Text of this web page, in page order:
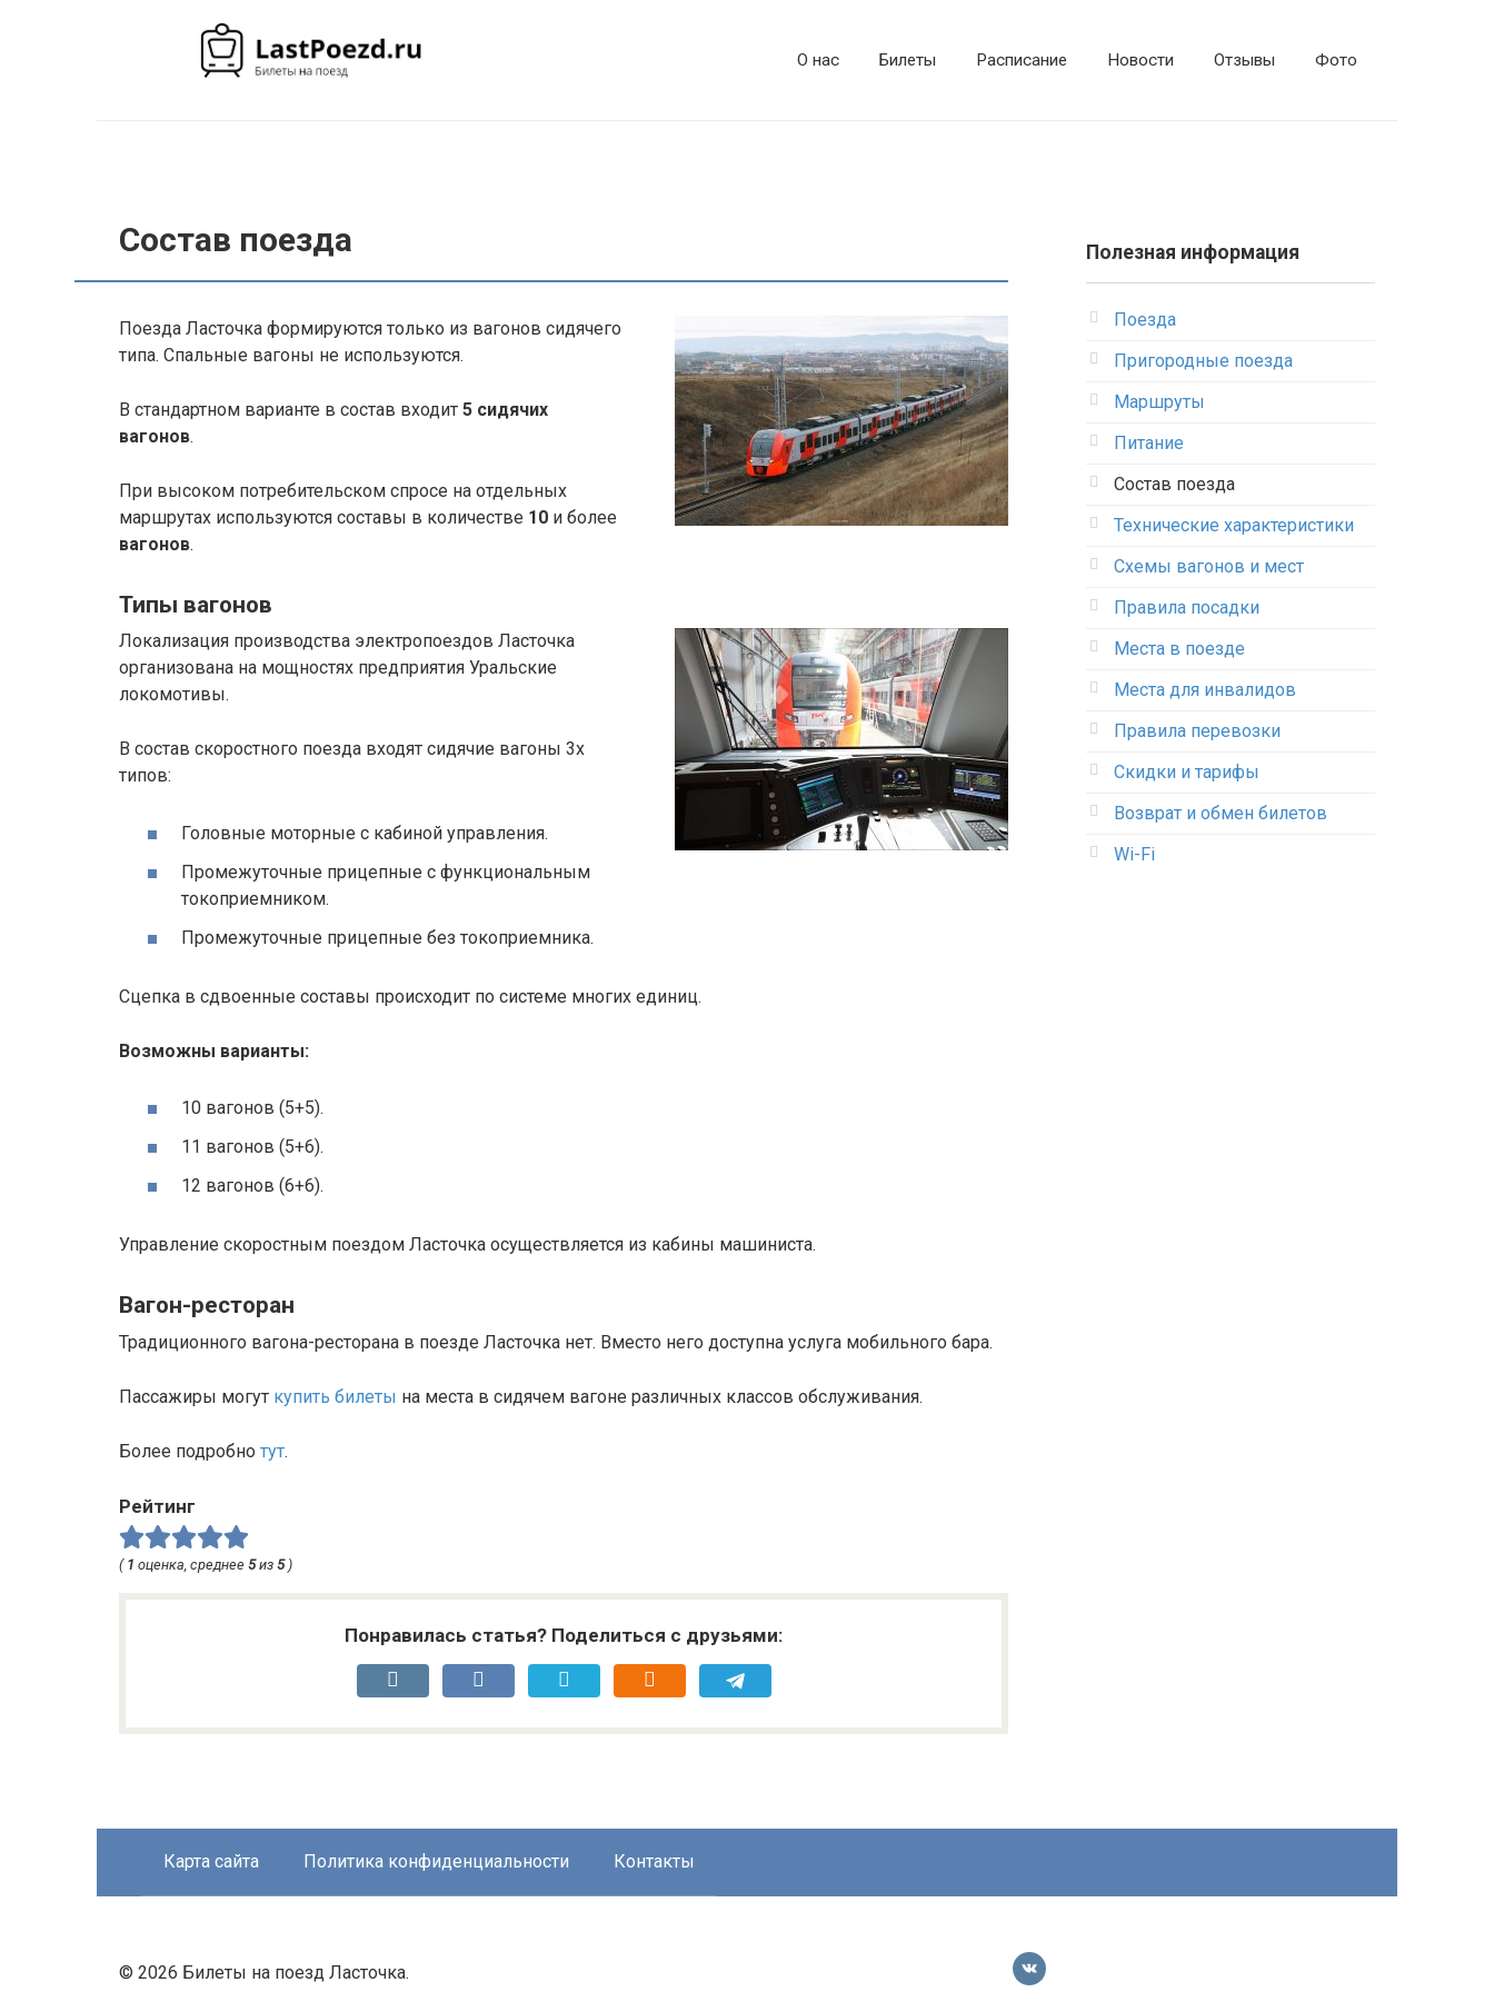
О нас Билеты Расписание Новости Отзывы Фото
Состав поезда
Поезда Ласточка формируются только из вагонов сидячего
типа. Спальные вагоны не используются.
В стандартном варианте в состав входит 5 сидячих
вагонов.
При высоком потребительском спросе на отдельных
маршрутах используются составы в количестве 10 и более
вагонов.
Типы вагонов
Локализация производства электропоездов Ласточка
организована на мощностях предприятия Уральские
локомотивы.
В состав скоростного поезда входят сидячие вагоны 3х
типов:
Головные моторные с кабиной управления.
Промежуточные прицепные с функциональным
токоприемником.
Промежуточные прицепные без токоприемника.
Сцепка в сдвоенные составы происходит по системе многих единиц.
Возможны варианты:
10 вагонов (5+5).
11 вагонов (5+6).
12 вагонов (6+6).
Управление скоростным поездом Ласточка осуществляется из кабины машиниста.
Вагон-ресторан
Традиционного вагона-ресторана в поезде Ласточка нет. Вместо него доступна услуга мобильного бара.
Пассажиры могут купить билеты на места в сидячем вагоне различных классов обслуживания.
Более подробно тут.
Рейтинг
( 1 оценка, среднее 5из 5)
Понравилась статья? Поделиться с друзьями:
Полезная информация
Поезда
Пригородные поезда
Маршруты
Питание
Состав поезда
Технические характеристики
Схемы вагонов и мест
Правила посадки
Места в поезде
Места для инвалидов
Правила перевозки
Скидки и тарифы
Возврат и обмен билетов
Wi-Fi
Карта сайта Политика конфиденциальности Контакты
© 2026 Билеты на поезд Ласточка.